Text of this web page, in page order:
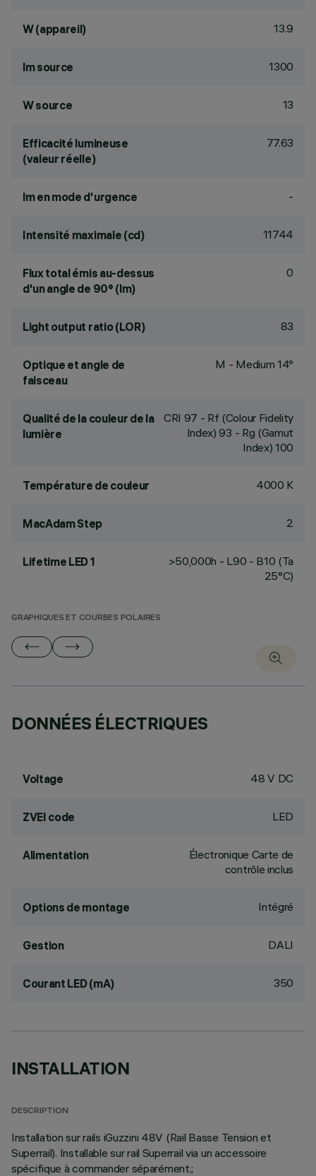
W (appareil) 13.9
lm source 1300
W source 13
Efficacité lumineuse
(valeur réelle)
77.63
lm en mode d'urgence -
Intensité maximale (cd) 11744
Flux total émis au-dessus
d'un angle de 90° (lm)
0
Light output ratio (LOR) 83
Optique et angle de
faisceau
M - Medium 14°
Qualité de la couleur de la
lumière
CRI 97 - Rf (Colour Fidelity
Index) 93 - Rg (Gamut
Index) 100
Température de couleur 4000 K
MacAdam Step 2
Lifetime LED 1
>50,000h - L90 - B10 (Ta
25°C)
GRAPHIQUES ET COURBES POLAIRES
DONNÉES ÉLECTRIQUES
Voltage 48 V DC
ZVEI code LED
Alimentation
Électronique Carte de
contrôle inclus
Options de montage Intégré
Gestion DALI
Courant LED (mA) 350
INSTALLATION
DESCRIPTION
Installation sur rails iGuzzini 48V (Rail Basse Tension et
Superrail). Installable sur rail Superrail via un accessoire
spécifique à commander séparément.;